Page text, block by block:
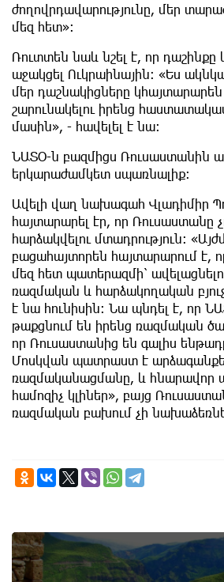
ժողովրդավարությունը, մեր
մեզ հետ»:
Ռուտտեն նաև նշել է, որ դաշինքը
աջակցել Ուկրաինային: «Ես
մեր դաշնակիցները կհայտարարեն
շարունակելու իրենց
մասին», - հավելել է նա:
ՆԱՏՕ-ն բազմիցս Ռուսաստանին
երկարաժամկետ սպառնալիք:
Ավելի վաղ նախագահ Վլադիմիր
հայտարարել էր, որ Ռուսաստանը
հարձակվելու մտադրություն:
բացահայտորեն հայտարարում է,
մեզ հետ պատերազմի՝
ռազմական և հարձակողական
է նա հունիսին։ Նա պնդել է, որ
թաքցնում են իրենց ռազմական
որ Ռուսաստանից են գալիս
Մոսկվան պատրաստ է
ռազմականացմանը, և
համոզիչ կլիներ», բայց
ռազմական բախում չի
7th of